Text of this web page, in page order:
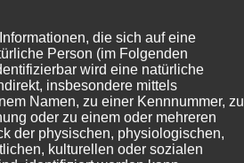
Netzwerk
drahtlose Netzwerke.
die sich auf eine
Person (im Folgenden
wird eine natürliche
insbesondere mittels
Namen, zu einer Kennnummer, zu
oder zu einem oder mehreren
der physischen, physiologischen,
kulturellen oder sozialen